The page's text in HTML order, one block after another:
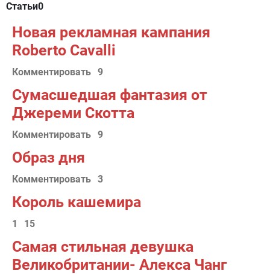
Статьи0
Новая рекламная кампания
Roberto Cavalli
Комментировать 9
Сумасшедшая фантазия от
Джереми Скотта
Комментировать 9
Образ дня
Комментировать 3
Король кашемира
1 15
Самая стильная девушка
Великобритании- Алекса Чанг